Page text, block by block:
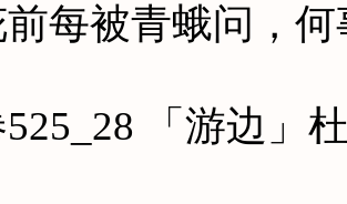
被青蛾问，何
「游边」